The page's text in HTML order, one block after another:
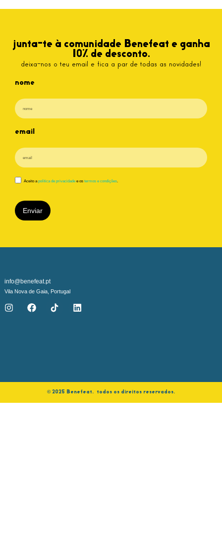
junta-te à comunidade Benefeat e ganha
10% de desconto.
deixa-nos o teu email e fica a par de todas as novidades!
nome
email
Aceito a política de privacidade e os termos e condições
Enviar
info@benefeat.pt
Vila Nova de Gaia, Portugal
©️ 2025 Benefeat. todos os direitos reservados.